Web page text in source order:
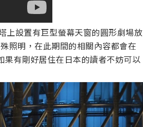
上設置有巨型螢幕天窗的圓形劇場放
照明，在此期間的相關內容都會在
有剛好居住在日本的讀者不妨可以